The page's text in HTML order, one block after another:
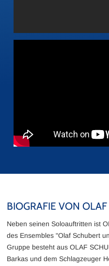
BIOGRAFIE VON
Neben seinen Soloauftritten ist
des Ensembles "Olaf Schubert
Gruppe besteht aus OLAF
Barkas und dem Schlagzeuger